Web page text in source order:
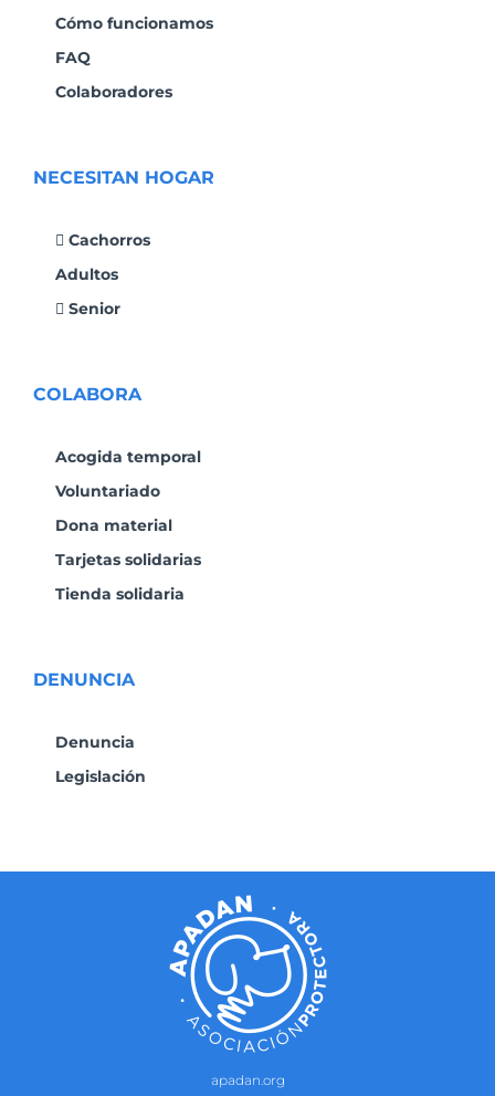
Cómo funcionamos
FAQ
Colaboradores
NECESITAN HOGAR
Cachorros
Adultos
Senior
COLABORA
Acogida temporal
Voluntariado
Dona material
Tarjetas solidarias
Tienda solidaria
DENUNCIA
Denuncia
Legislación
apadan.org